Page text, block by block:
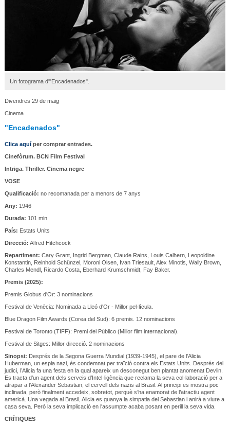
Un fotograma d'"Encadenados".
Divendres 29 de maig
Cinema
"Encadenados"
Clica aquíper comprar entrades.
Cinefòrum. BCN Film Festival
Intriga. Thriller. Cinema negre
VOSE
Qualificació: no recomanada per a menors de 7 anys
Any: 1946
Durada: 101 min
País: Estats Units
Direcció: Alfred Hitchcock
Repartiment: Cary Grant, Ingrid Bergman, Claude Rains, Louis Calhern, Leopoldine
Konstantin, Reinhold Schünzel, Moroni Olsen, Ivan Triesault, Alex Minotis, Wally Brown,
Charles Mendl, Ricardo Costa, Eberhard Krumschmidt, Fay Baker.
Premis (2025):
Premis Globus d'Or: 3 nominacions
Festival de Venècia: Nominada a Lleó d'Or - Millor pel·lícula.
Blue Dragon Film Awards (Corea del Sud): 6 premis. 12 nominacions
Festival de Toronto (TIFF): Premi del Público (Millor film internacional).
Festival de Sitges: Millor direcció. 2 nominacions
Sinopsi: Després de la Segona Guerra Mundial (1939-1945), el pare de l’Alicia
Huberman, un espia nazi, és condemnat per traïció contra els Estats Units. Després del
judici, l’Alicia fa una festa en la qual apareix un desconegut ben plantat anomenat Devlin.
Es tracta d’un agent dels serveis d’Intel·ligència que reclama la seva col·laboració per a
atrapar a l’Alexander Sebastian, el cervell dels nazis al Brasil. Al principi es mostra poc
inclinada, però finalment accedeix, sobretot, perquè s’ha enamorat de l’atractiu agent
americà. Una vegada al Brasil, Alicia es guanya la simpatia del Sebastian i anirà a viure a
casa seva. Però la seva implicació en l'assumpte acaba posant en perill la seva vida.
CRÍTIQUES